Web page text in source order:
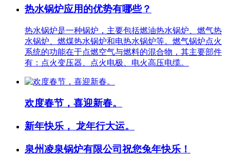
热水锅炉应用的优势有哪些？
热水锅炉是一种锅炉，主要包括燃油热水锅炉、燃气热
水锅炉、燃煤热水锅炉和电热水锅炉等。燃气锅炉点火
系统的功能在于点燃空气与燃料的混合物，其主要部件
有：点火变压器、点火电极、电火高压电缆。
欢度春节，喜迎新春。
新年快乐， 龙年行大运。
泉州凌泉锅炉有限公司祝您兔年快乐！